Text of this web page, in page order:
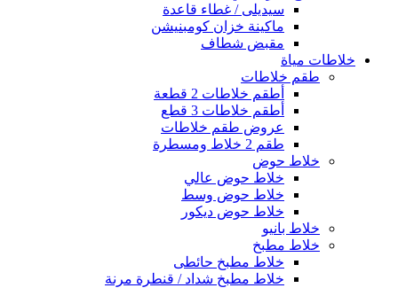
سيديلى / غطاء قاعدة
ماكينة خزان كومبنيشن
مقبض شطاف
خلاطات مياة
طقم خلاطات
أطقم خلاطات 2 قطعة
أطقم خلاطات 3 قطع
عروض طقم خلاطات
طقم 2 خلاط ومسطرة
خلاط حوض
خلاط حوض عالي
خلاط حوض وسط
خلاط حوض ديكور
خلاط بانيو
خلاط مطبخ
خلاط مطبخ حائطى
خلاط مطبخ شداد / قنطرة مرنة